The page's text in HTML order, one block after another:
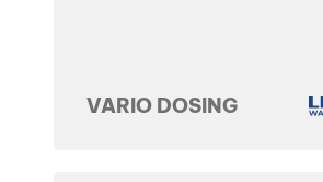
VARIO DOSING